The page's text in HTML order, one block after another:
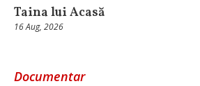
Taina lui Acasă
16 Aug, 2026
Documentar